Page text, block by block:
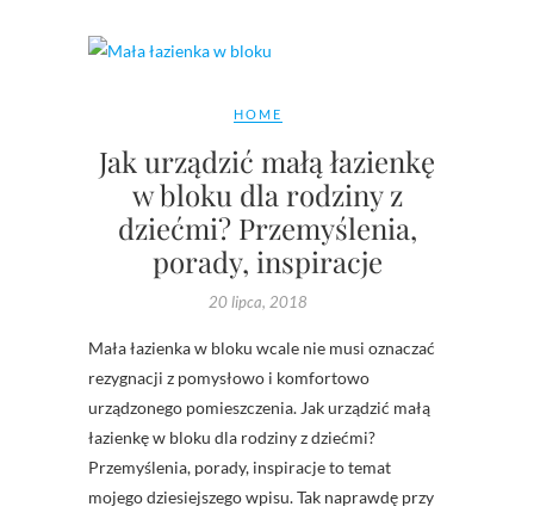
HOME
Jak urządzić małą łazienkę
w bloku dla rodziny z
dziećmi? Przemyślenia,
porady, inspiracje
20 lipca, 2018
Mała łazienka w bloku wcale nie musi oznaczać
rezygnacji z pomysłowo i komfortowo
urządzonego pomieszczenia. Jak urządzić małą
łazienkę w bloku dla rodziny z dziećmi?
Przemyślenia, porady, inspiracje to temat
mojego dziesiejszego wpisu. Tak naprawdę przy